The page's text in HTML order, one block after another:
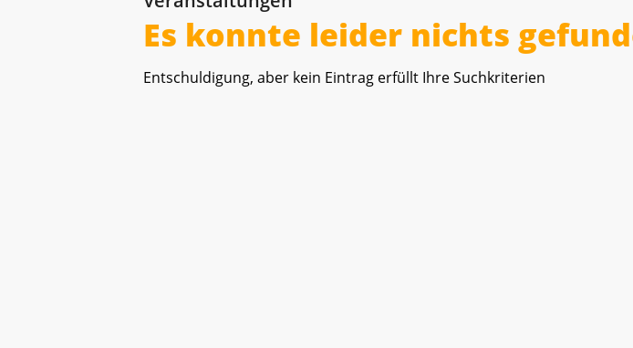
Es konnte leider nichts
Entschuldigung, aber kein Eintrag erfüllt Ihre Suchkriterien